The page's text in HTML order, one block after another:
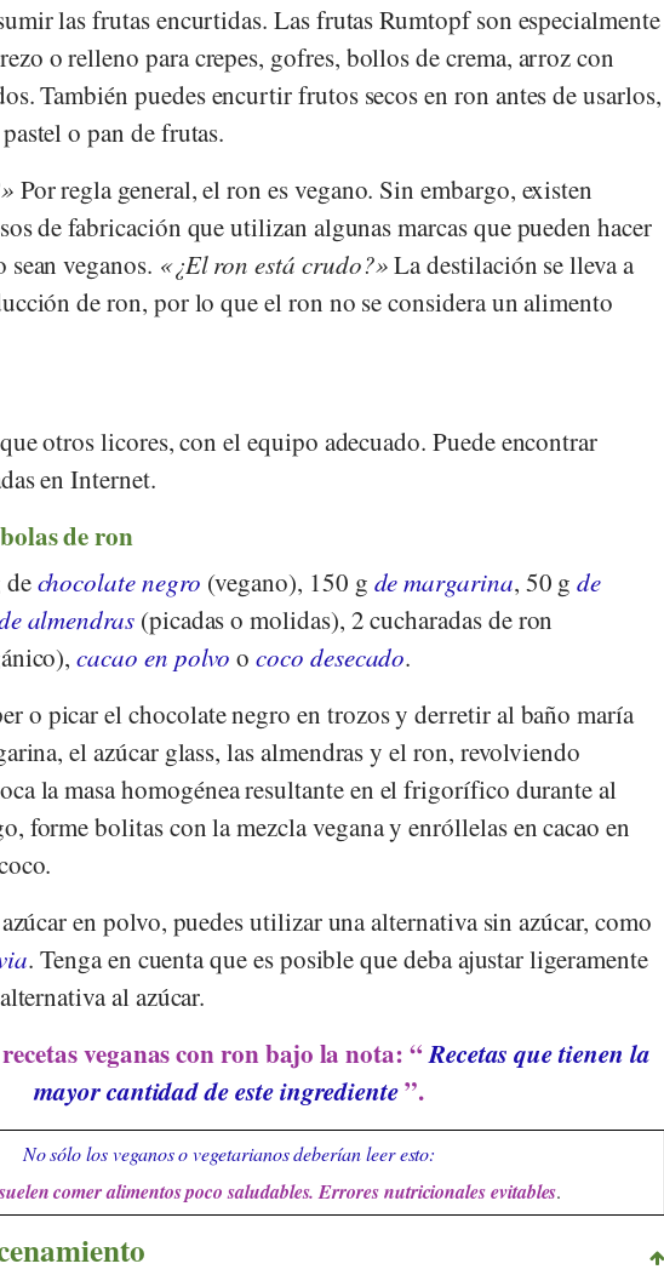
las frutas encurtidas. Las frutas Rumtopf son especialmente
o relleno para crepes, gofres, bollos de crema, arroz con
También puedes encurtir frutos secos en ron antes de usarlos,
o pan de frutas.
Por regla general, el ron es vegano. Sin embargo, existen
de fabricación que utilizan algunas marcas que pueden hacer
veganos. ¿El ron está crudo? La destilación se lleva a
de ron, por lo que el ron no se considera un alimento
otros licores, con el equipo adecuado. Puede encontrar
en Internet.
de ron
chocolate negro (vegano), 150 g de margarina, 50 gde
almendras (picadas o molidas), 2 cucharadas de ron
cacao en polvo ococo desecado.
o picar el chocolate negro en trozos y derretir al baño maría
el azúcar glass, las almendras y el ron, revolviendo
la masa homogénea resultante en el frigorífico durante al
forme bolitas con la mezcla vegana y enróllelas en cacao en
en polvo, puedes utilizar una alternativa sin azúcar, como
. Tenga en cuenta que es posible que deba ajustar ligeramente
al azúcar.
veganas con ron bajo la nota: “Recetas que tienen la
mayor cantidad de este ingrediente”.
No sólo los veganos o vegetarianos deberían leer esto:
comer alimentos poco saludables. Errores nutricionales evitables.